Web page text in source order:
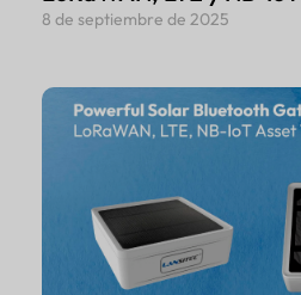
8 de septiembre de 2025